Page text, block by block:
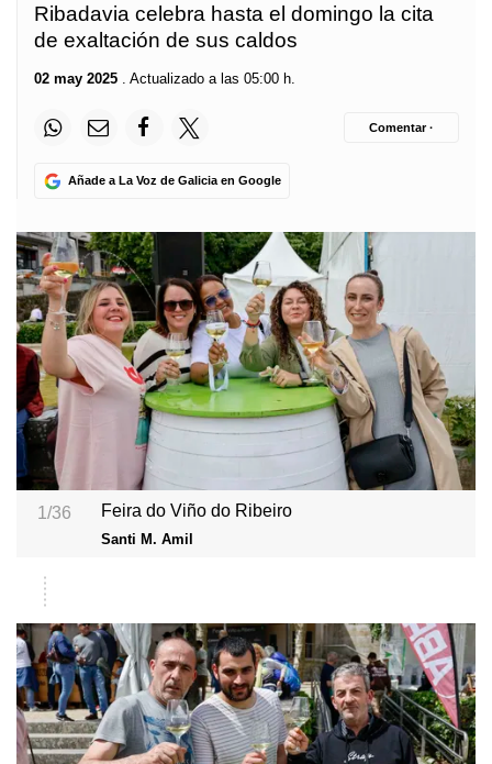
Ribadavia celebra hasta el domingo la cita
de exaltación de sus caldos
02 may 2025 . Actualizado a las 05:00 h.
Añade a La Voz de Galicia en Google
Comentar ·
1/36 Feira do Viño do Ribeiro
Santi M. Amil